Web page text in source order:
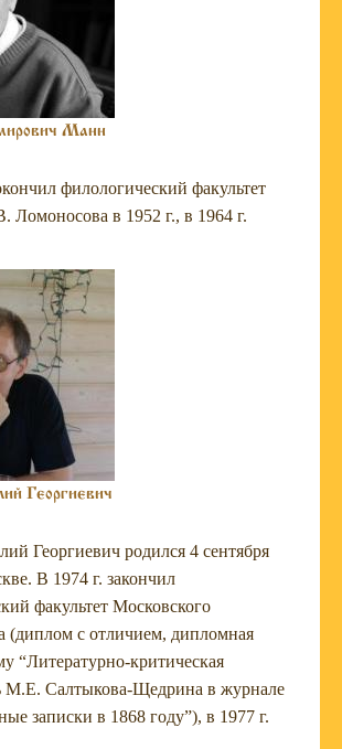
Манн
филологический факультет
в 1952 г., в 1964 г.
Георгиевич
Георгиевич родился 4 сентября
В 1974 г. закончил
факультет Московского
(диплом с отличием, дипломная
“Литературно-критическая
М.Е. Салтыкова-Щедрина в журнале
записки в 1868 году”), в 1977 г.